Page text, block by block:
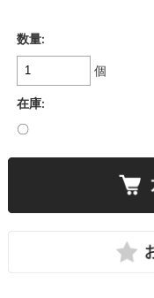
数量:
個
在庫:
〇